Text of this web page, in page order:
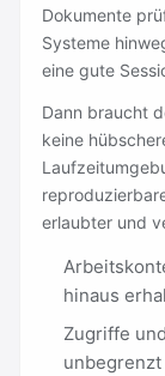
Dokumente
Systeme
eine gute
Dann braucht
keine
erlaubter und
hinaus
Zugriffe
unbegrenzt